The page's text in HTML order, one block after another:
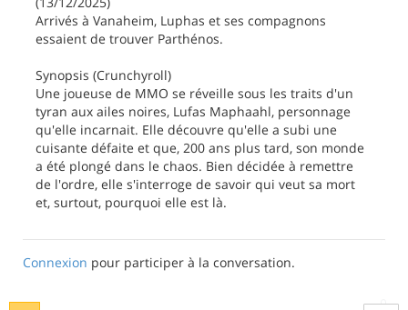
Arrivés à Vanaheim, Luphas et ses compagnons
essaient de trouver Parthénos.
Synopsis (Crunchyroll)
Une joueuse de MMO se réveille sous les traits d'un
tyran aux ailes noires, Lufas Maphaahl, personnage
qu'elle incarnait. Elle découvre qu'elle a subi une
cuisante défaite et que, 200 ans plus tard, son monde
a été plongé dans le chaos. Bien décidée à remettre
de l'ordre, elle s'interroge de savoir qui veut sa mort
et, surtout, pourquoi elle est là.
Connexion pour participer à la conversation.